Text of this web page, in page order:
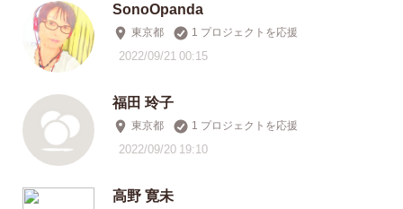
SonoOpanda
東京都 1 プロジェクトを応援
2022/09/21 00:15
福田 玲子
東京都 1 プロジェクトを応援
2022/09/20 19:10
高野 寛未